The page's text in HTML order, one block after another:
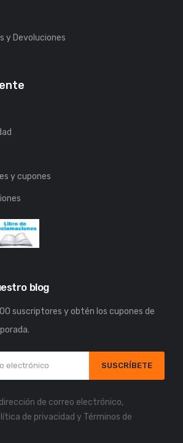
y Devoluciones
y cupones
blog
suscriptores y obtén los cupones de
SUSCRÍBETE
de correo electrónico,
de privacidad y Términos de